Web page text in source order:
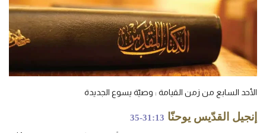
الأحد السابع من زمن القيامة : وصيّة يسوع الجديدة
إنجيل القدّيس يوحنّا 35-31:13